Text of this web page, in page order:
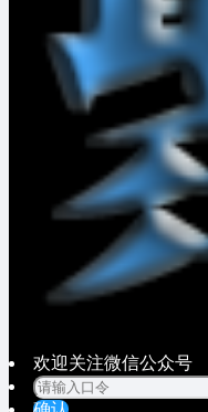
欢迎关注微信公众号